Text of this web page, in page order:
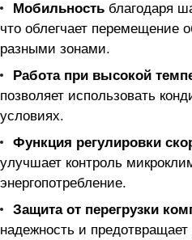
Мобильность благодаря
что облегчает перемещение
разными зонами.
Работа при высокой
позволяет использовать
условиях.
Функция регулировки
улучшает контроль
энергопотребление.
Защита от перегрузки
надежность и